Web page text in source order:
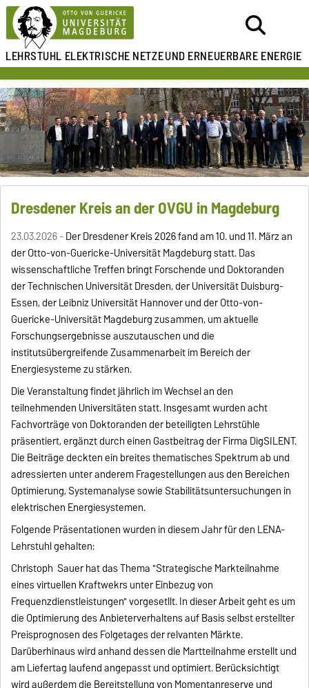
LEHRSTUHL ELEKTRISCHE NETZEUND ERNEUERBARE ENERGIE
Dresdener Kreis an der OVGU in Magdeburg
23.03.2026 -Der Dresdener Kreis 2026 fand am 10. und 11. März an
der Otto-von-Guericke-Universität Magdeburg statt. Das
wissenschaftliche Treffen bringt Forschende und Doktoranden
der Technischen Universität Dresden, der Universität Duisburg-
Essen, der Leibniz Universität Hannover und der Otto-von-
Guericke-Universität Magdeburg zusammen, um aktuelle
Forschungsergebnisse auszutauschen und die
institutsübergreifende Zusammenarbeit im Bereich der
Energiesysteme zu stärken.
Die Veranstaltung findet jährlich im Wechsel an den
teilnehmenden Universitäten statt. Insgesamt wurden acht
Fachvorträge von Doktoranden der beteiligten Lehrstühle
präsentiert, ergänzt durch einen Gastbeitrag der Firma DigSILENT.
Die Beiträge deckten ein breites thematisches Spektrum ab und
adressierten unter anderem Fragestellungen aus den Bereichen
Optimierung, Systemanalyse sowie Stabilitätsuntersuchungen in
elektrischen Energiesystemen.
Folgende Präsentationen wurden in diesem Jahr für den LENA-
Lehrstuhl gehalten:
Christoph Sauer hat das Thema "Strategische Markteilnahme
eines virtuellen Kraftwekrs unter Einbezug von
Frequenzdienstleistungen" vorgesetllt. In dieser Arbeit geht es um
die Optimierung des Anbieterverhaltens auf Basis selbst erstellter
Preisprognosen des Folgetages der relvanten Märkte.
Darüberhinaus wird anhand dessen die Martteilnahme erstellt und
am Liefertag laufend angepasst und optimiert. Berücksichtigt